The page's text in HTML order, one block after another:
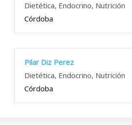
Dietética, Endocrino, Nutrición
Córdoba
Pilar Diz Perez
Dietética, Endocrino, Nutrición
Córdoba